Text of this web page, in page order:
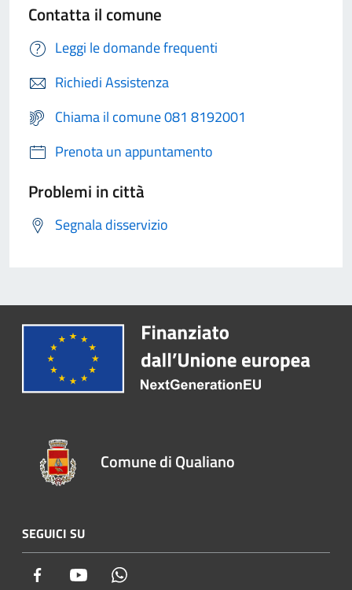
Contatta il comune
Leggi le domande frequenti
Richiedi Assistenza
Chiama il comune 081 8192001
Prenota un appuntamento
Problemi in città
Segnala disservizio
Comune di Qualiano
SEGUICI SU
Facebook Youtube